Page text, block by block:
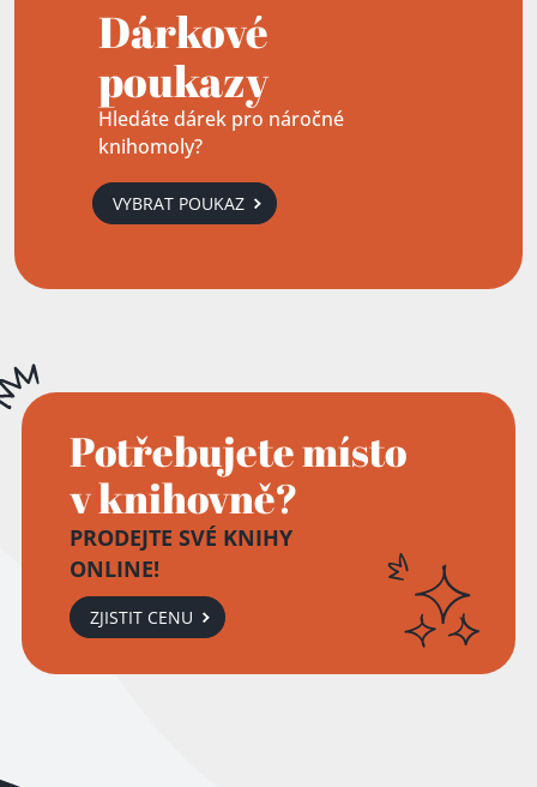
Dárkové
poukazy
Hledáte dárek pro náročné
knihomoly?
VYBRAT POUKAZ
Potřebujete místo
v knihovně?
PRODEJTE SVÉ KNIHY
ONLINE!
ZJISTIT CENU